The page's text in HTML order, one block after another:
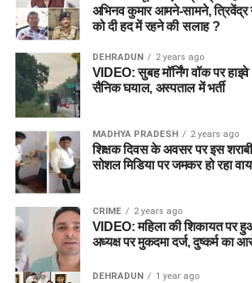
अभिनव कुमार आमने-सामने,
को दी हद में रहने की सलाह ?
DEHRADUN 2 years ago
VIDEO: सुबह मॉर्निंग वॉक पर हाइवे
सैनिक घयाल, अस्पताल में भर्ती
MADHYA PRADESH 2 years ago
शिक्षक दिवस के अवसर पर इस शराबी
सोशल मिडिया पर जमकर हो रहा
CRIME 2 years ago
VIDEO: महिला की शिकायत पर
अध्यक्ष पर मुकदमा दर्ज, दुष्कर्म का
DEHRADUN 1 year ago